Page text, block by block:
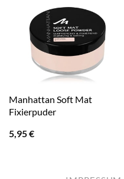
Manhattan Soft Mat
Fixierpuder
5,95€